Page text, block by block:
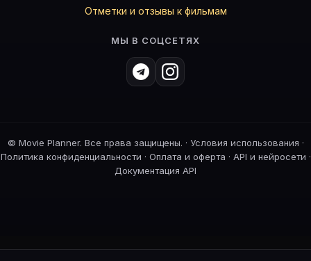
Отметки и отзывы к фильмам
МЫ В СОЦСЕТЯХ
© Movie Planner. Все права защищены. · Условия использования ·
Политика конфиденциальности · Оплата и оферта · API и нейросети ·
Документация API